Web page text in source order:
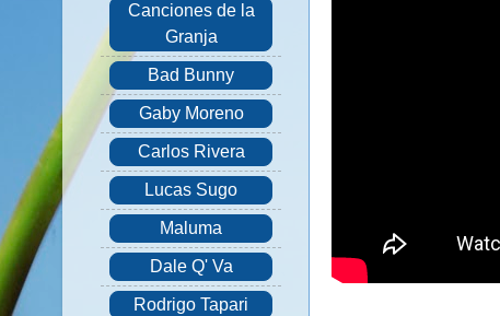
Canciones de la
Granja
Bad Bunny
Gaby Moreno
Carlos Rivera
Lucas Sugo
Maluma
Dale Q' Va
Rodrigo Tapari